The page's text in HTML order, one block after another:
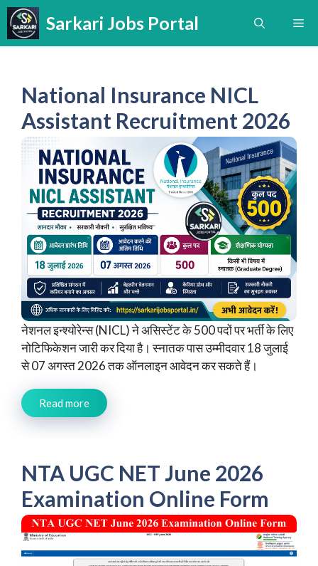
Skip
to
content
Sarkari Jobs Portal
National Insurance NICL
Assistant Recruitment 2026
नेशनल इन्श्योरेन्स (NICL) ने असिस्टेंट के 500 पदों पर भर्ती के लिए
नोटिफिकेशन जारी कर दिया है। स्नातक पास उम्मीदवार 18 जुलाई
से 07 अगस्त 2026 तक ऑनलाइन आवेदन कर सकते हैं।
Read more
NTA UGC NET June 2026
Examination Online Form